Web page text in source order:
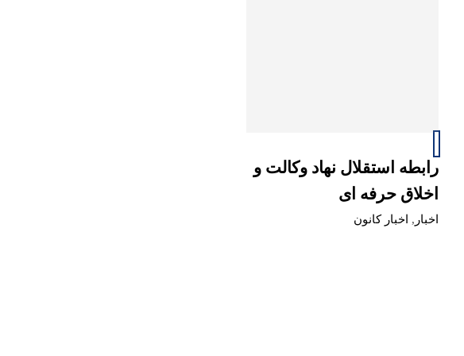
رابطه استقلال نهاد وکالت و
اخلاق حرفه ای
اخبار , اخبار کانون